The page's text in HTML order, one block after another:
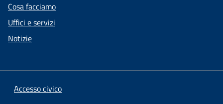
Cosa facciamo
Uffici e servizi
Notizie
Accesso civico